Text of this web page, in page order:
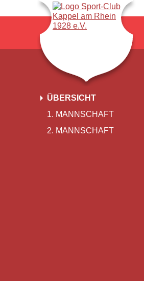
überspringen
Navigation
ÜBERSICHT
1. MANNSCHAFT
2. MANNSCHAFT